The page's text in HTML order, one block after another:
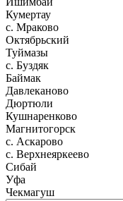
Кумертау
c. Мраково
Октябрьский
Туймазы
c. Буздяк
Баймак
Давлеканово
Дюртюли
Кушнаренково
Магнитогорск
с. Аскарово
с. Верхнеяркеево
Сибай
Уфа
Чекмагуш